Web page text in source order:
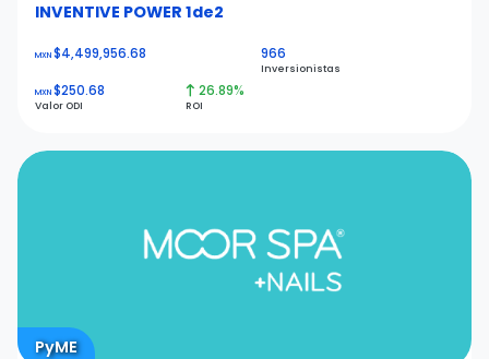
INVENTIVE POWER 1de2
MXN$4,499,956.68 966
Inversionistas
MXN$250.68
Valor ODI
26.89%
ROI
PyME